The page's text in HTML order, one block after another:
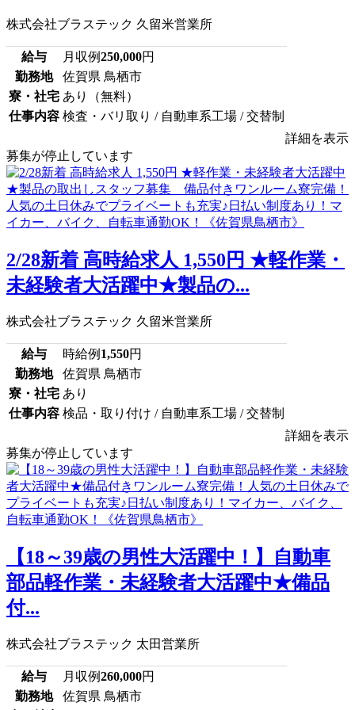
株式会社ブラステック 久留米営業所
給与 月収例250,000円
勤務地
佐賀県 鳥栖市
寮・社宅 あり（無料）
仕事内容 検査・バリ取り / 自動車系工場 / 交替制
詳細を表示
募集が停止しています
2/28新着 高時給求人 1,550円 ★軽作業・
未経験者大活躍中★製品の...
株式会社ブラステック 久留米営業所
給与 時給例 1,550円
勤務地
佐賀県 鳥栖市
寮・社宅 あり
仕事内容 検品・取り付け / 自動車系工場 / 交替制
詳細を表示
募集が停止しています
【18～39歳の男性大活躍中！】自動車
部品軽作業・未経験者大活躍中★備品
付...
株式会社ブラステック 太田営業所
給与 月収例260,000円
勤務地
佐賀県 鳥栖市